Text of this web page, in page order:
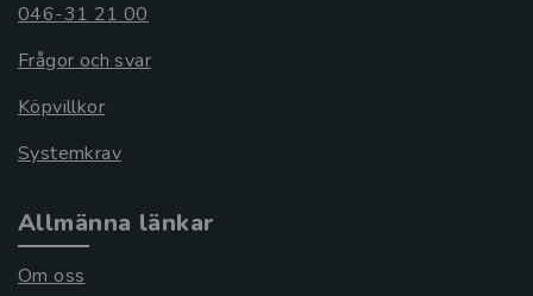
046-31 21 00
Frågor och svar
Köpvillkor
Systemkrav
Allmänna länkar
Om oss